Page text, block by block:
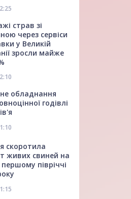
страв зі
через сервіси
у Великій
зросли майже
обладнання
годівлі
скоротила
живих свиней на
першому півріччі